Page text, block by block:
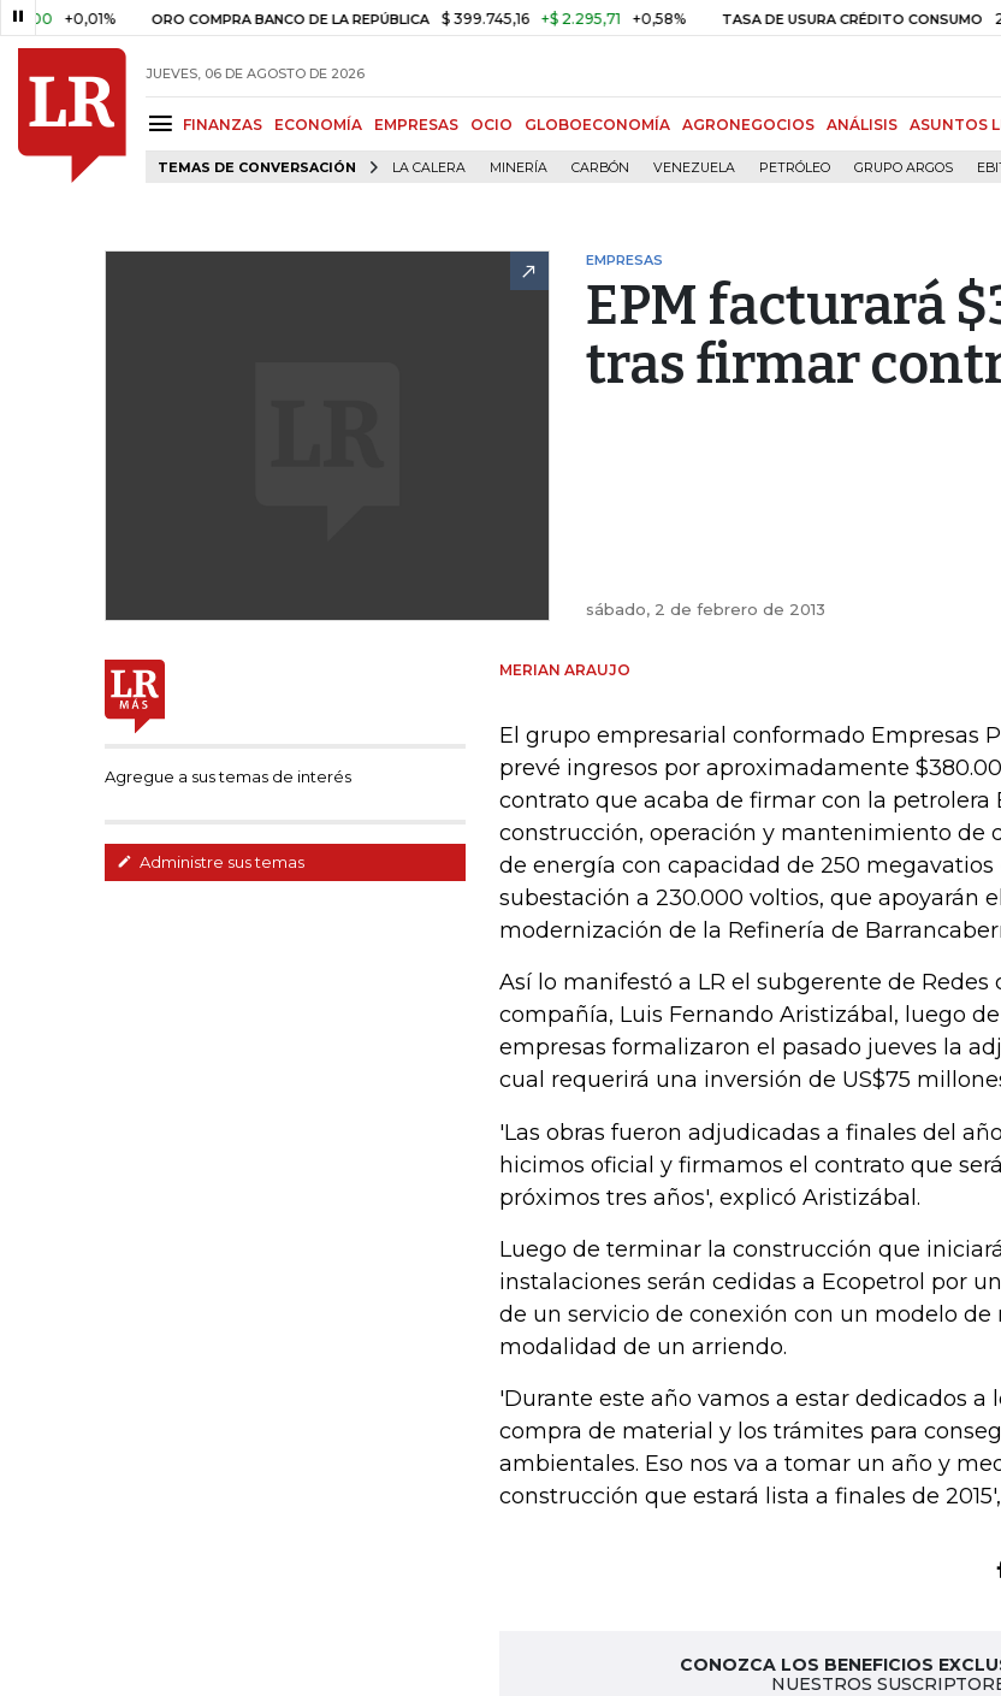
+0,01% ORO COMPRA BANCO DE LA REPÚBLICA $ 399.745,16 +$ 2.295,71 +0,58% TASA DE USURA CRÉDITO CONSUMO 29,66%
JUEVES, 06 DE AGOSTO DE 2026
FINANZAS ECONOMÍA EMPRESAS OCIO GLOBOECONOMÍA AGRONEGOCIOS ANÁLISIS ASUNTOS
TEMAS DE CONVERSACIÓN LA CALERA MINERÍA CARBÓN VENEZUELA PETRÓLEO GRUPO ARGOS
EMPRESAS
EPM facturará
tras firmar
sábado, 2 de febrero de 2013
Agregue a sus temas de interés
Administre sus temas
MERIAN ARAUJO
El grupo empresarial conformado Empresas
prevé ingresos por aproximadamente
contrato que acaba de firmar con la petrolera
construcción, operación y mantenimiento de
de energía con capacidad de 250 megavatios
subestación a 230.000 voltios, que apoyarán
modernización de la Refinería de
Así lo manifestó a LR el subgerente de Redes
compañía, Luis Fernando Aristizábal, luego
empresas formalizaron el pasado jueves la
cual requerirá una inversión de US$75
'Las obras fueron adjudicadas a finales del
hicimos oficial y firmamos el contrato que
próximos tres años', explicó Aristizábal.
Luego de terminar la construcción que
instalaciones serán cedidas a Ecopetrol por
de un servicio de conexión con un modelo de
modalidad de un arriendo.
'Durante este año vamos a estar dedicados a
compra de material y los trámites para
ambientales. Eso nos va a tomar un año y
construcción que estará lista a finales de
CONOZCA LOS BENEFICIOS
NUESTROS